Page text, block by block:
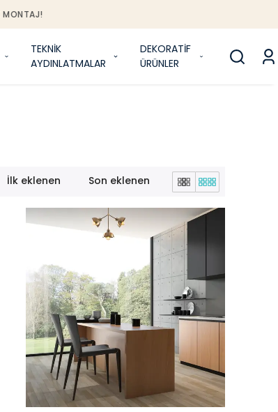
TEKNİK
AYDINLATMALAR
DEKORATİF
ÜRÜNLER
İlk eklenen Son eklenen